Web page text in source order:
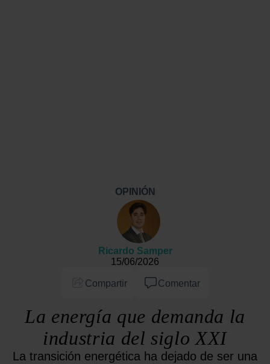
La energía que demanda la
industria del siglo XXI
La transición energética ha dejado de ser una
OPINIÓN
Ricardo Samper
15/06/2026
Compartir Comentar